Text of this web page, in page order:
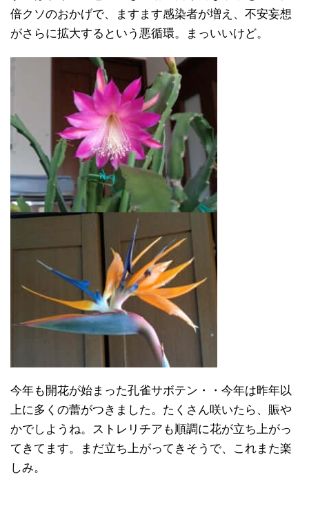
倍クソのおかげで、ますます感染者が増え、不安妄想
がさらに拡大するという悪循環。まっいいけど。
今年も開花が始まった孔雀サボテン・・今年は昨年以
上に多くの蕾がつきました。たくさん咲いたら、賑や
かでしようね。ストレリチアも順調に花が立ち上がっ
てきてます。まだ立ち上がってきそうで、これまた楽
しみ。